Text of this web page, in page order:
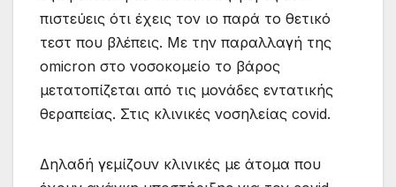
πιστεύεις ότι έχεις τον ιο παρά το θετικό
τεστ που βλέπεις. Με την παραλλαγή της
omicron στο νοσοκομείο το βάρος
μετατοπίζεται από τις μονάδες εντατικής
θεραπείας. Στις κλινικές νοσηλείας covid.
Δηλαδή γεμίζουν κλινικές με άτομα που